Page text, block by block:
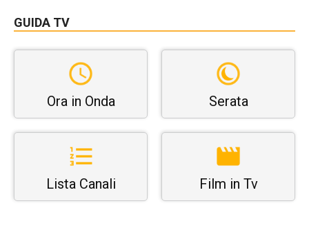
GUIDA TV
Ora in Onda Serata
Lista Canali Film in Tv